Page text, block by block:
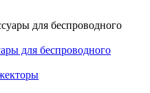
для беспроводного